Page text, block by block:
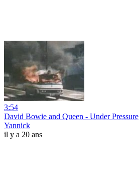
3:54
David Bowie and Queen - Under Pressure
Yannick
il y a 20 ans